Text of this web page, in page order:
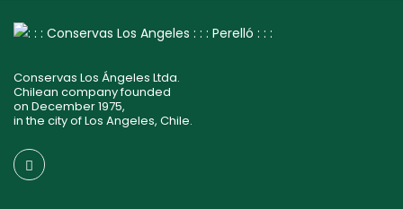
Conservas Los Ángeles Ltda.
Chilean company founded
on December 1975,
in the city of Los Angeles, Chile.